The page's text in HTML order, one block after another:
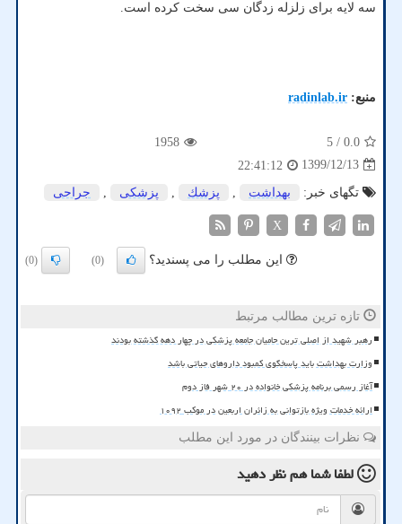
سه لایه برای زلزله زدگان سی سخت کرده است.
منبع: radinlab.ir
0.0
/ 5
1958
1399/12/13
22:41:12
تگهای خبر:
بهداشت پزشك پزشكی جراحی
X
این مطلب را می پسندید؟ (0)
(0)
تازه ترین مطالب مرتبط
رهبر شهید از اصلی ترین حامیان جامعه پزشکی در چهار دهه گذشته بودند
وزارت بهداشت باید پاسخگوی کمبود داروهای حیاتی باشد
آغاز رسمی برنامه پزشکی خانواده در ۲۰ شهر فاز دوم
ارائه خدمات ویژه بازتوانی به زائران اربعین در موکب ۱۰۹۲
نظرات بینندگان در مورد این مطلب
لطفا شما همنظر دهید